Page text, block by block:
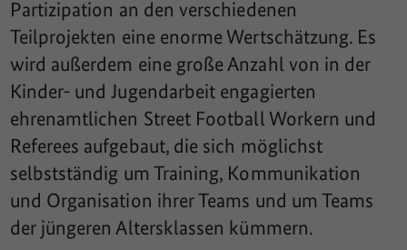
Partizipation an den verschiedenen
Teilprojekten eine enorme Wertschätzung. Es
wird außerdem eine große Anzahl von in der
Kinder- und Jugendarbeit engagierten
ehrenamtlichen Street Football Workern und
Referees aufgebaut, die sich möglichst
selbstständig um Training, Kommunikation
und Organisation ihrer Teams und um Teams
der jüngeren Altersklassen kümmern.